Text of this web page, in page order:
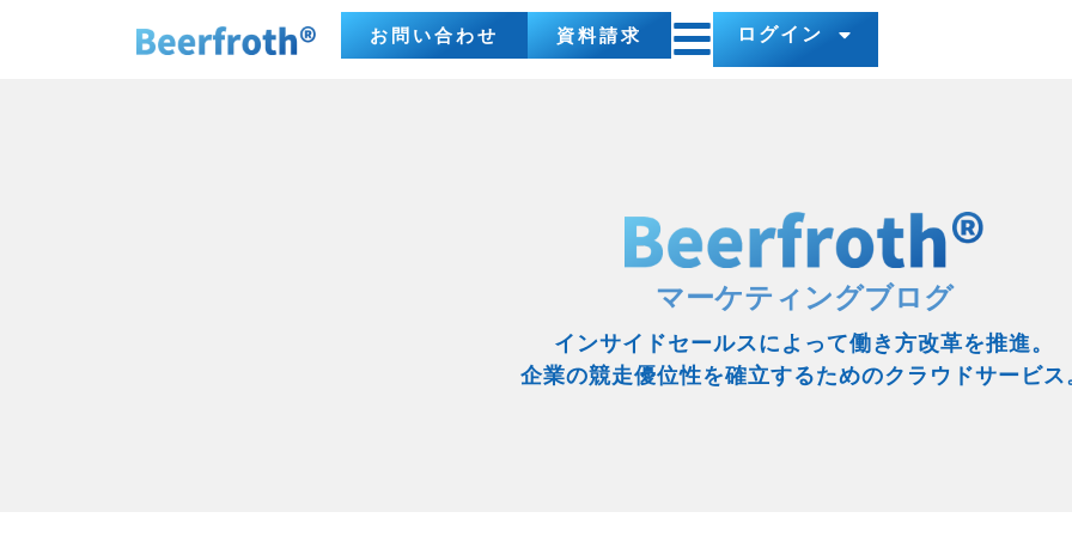
お問い合わせ 資料請求 ログイン
マーケティングブログ
インサイドセールスによって働き方改革を推進。
企業の競走優位性を確立するためのクラウドサービス